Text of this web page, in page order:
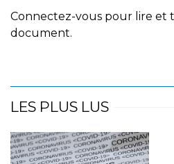
Connectez-vous pour lire et
document.
LES PLUS LUS